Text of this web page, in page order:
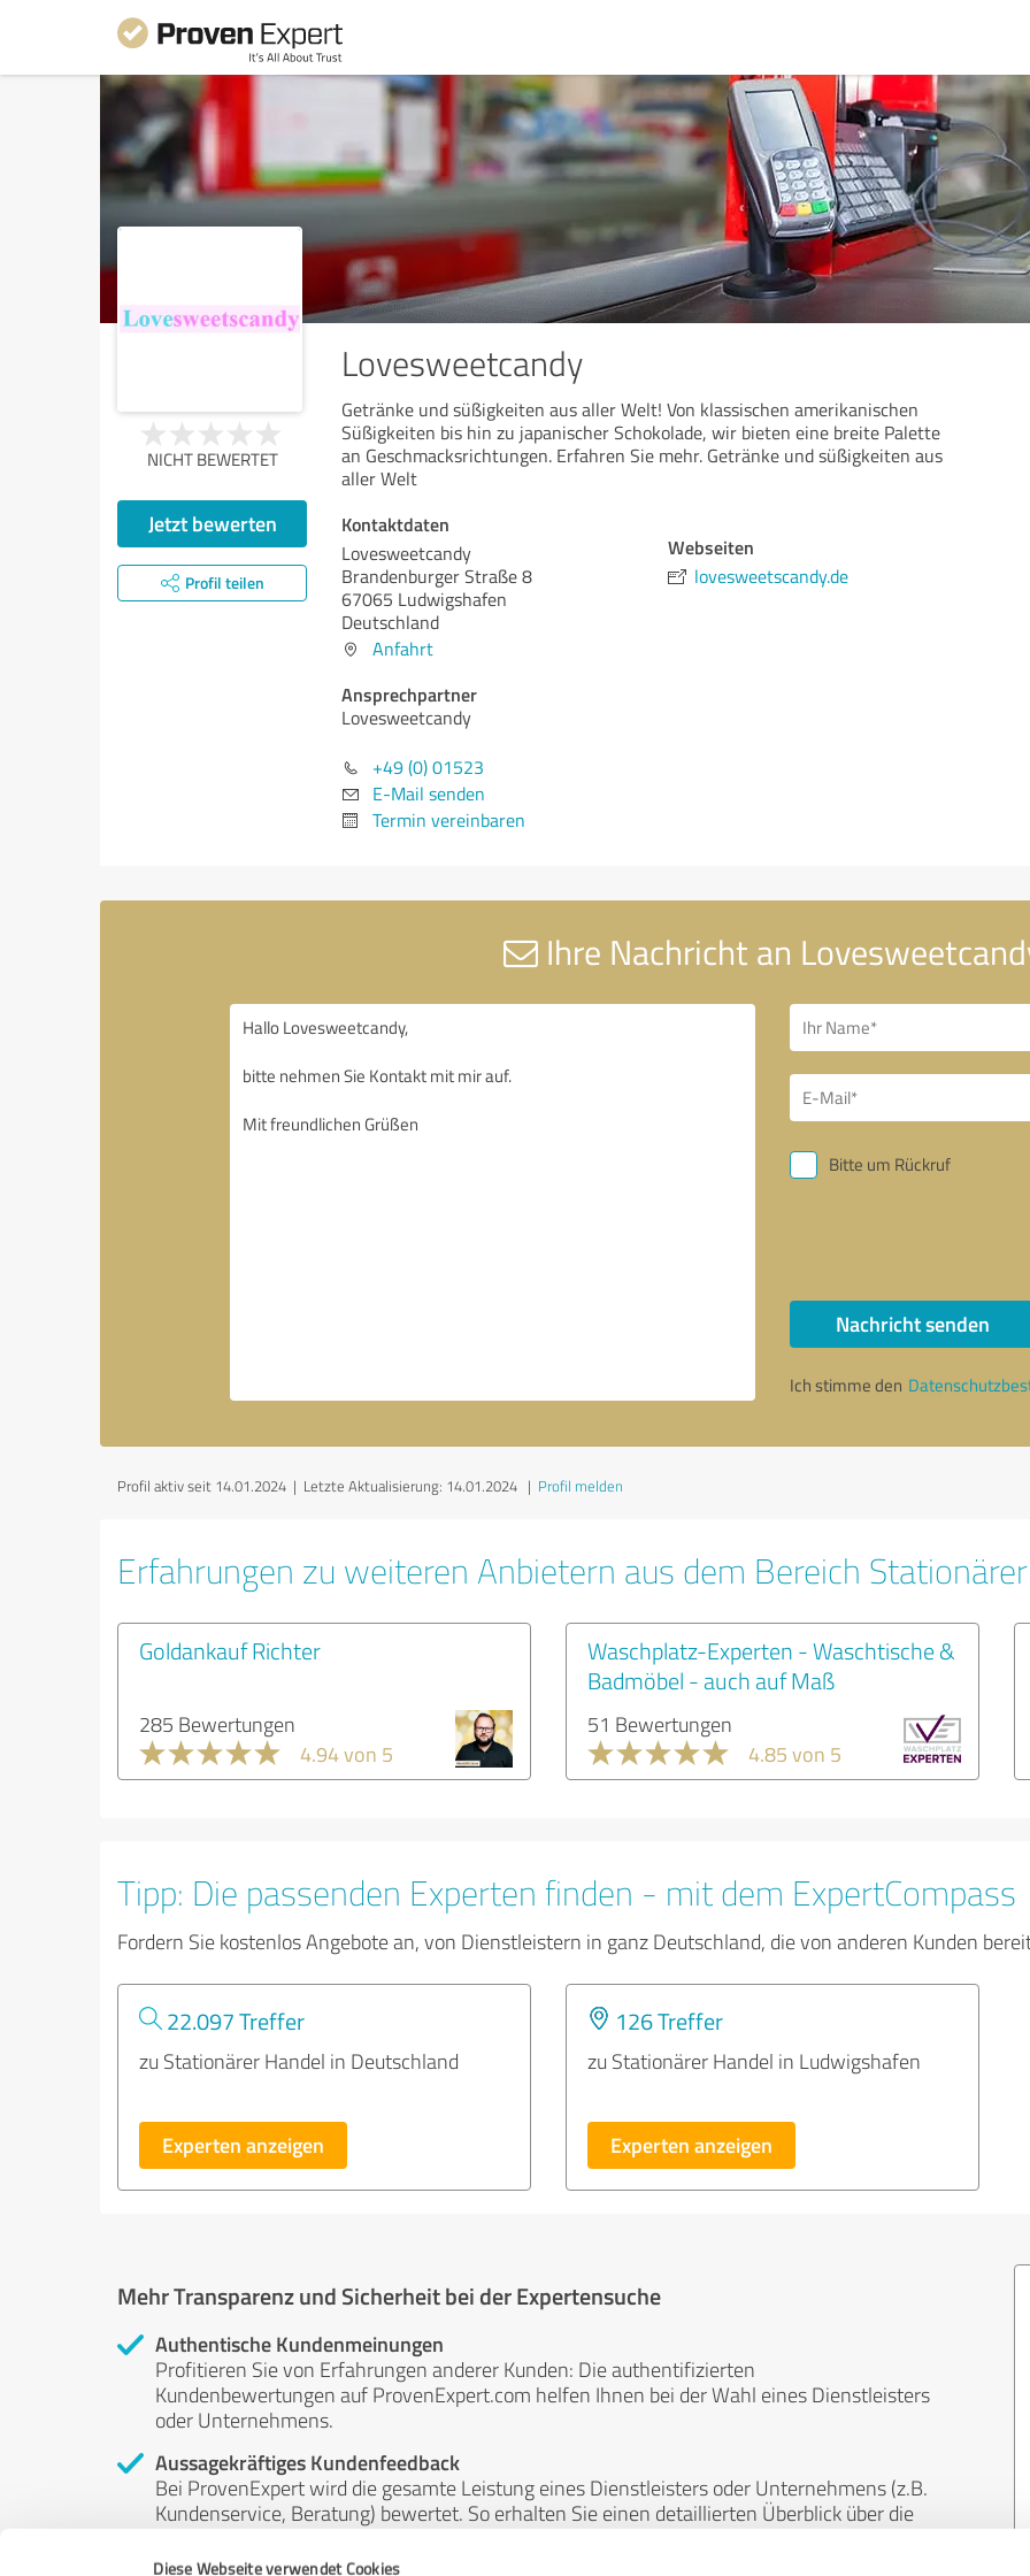
Diese Webseite verwendet Cookies
Lovesweetcandy
NICHT BEWERTET
Jetzt bewerten
Profil teilen
Getränke und süßigkeiten aus aller Welt! Von klassischen amerikanischen
Süßigkeiten bis hin zu japanischer Schokolade, wir bieten eine breite Palette
an Geschmacksrichtungen. Erfahren Sie mehr. Getränke und süßigkeiten aus
aller Welt
Kontaktdaten
Lovesweetcandy
Brandenburger Straße 8
67065 Ludwigshafen
Deutschland
Anfahrt
Ansprechpartner
Lovesweetcandy
+49 (0) 01523
E-Mail senden
Termin vereinbaren
Webseiten
lovesweetscandy.de
Ihre Nachricht an
Bitte um Rückruf
Nachricht senden
Ich stimme den
Profil aktiv seit 14.01.2024 | Letzte Aktualisierung: 14.01.2024 | Profil melden
Erfahrungen zu weiteren Anbietern aus dem Bereich
Goldankauf Richter
285 Bewertungen
4.94 von 5
Waschplatz-Experten - Waschtische &
Badmöbel - auch auf Maß
51 Bewertungen
4.85 von 5
Tipp: Die passenden Experten finden - mit dem ExpertCompass
Fordern Sie kostenlos Angebote an, von Dienstleistern in ganz Deutschland, die von anderen Kunden
22.097 Treffer
zu Stationärer Handel in Deutschland
Experten anzeigen
126 Treffer
zu Stationärer Handel in Ludwigshafen
Experten anzeigen
Mehr Transparenz und Sicherheit bei der Expertensuche
Authentische Kundenmeinungen
Profitieren Sie von Erfahrungen anderer Kunden: Die authentifizierten
Kundenbewertungen auf ProvenExpert.com helfen Ihnen bei der Wahl eines Dienstleisters
oder Unternehmens.
Aussagekräftiges Kundenfeedback
Bei ProvenExpert wird die gesamte Leistung eines Dienstleisters oder Unternehmens (z.B.
Kundenservice, Beratung) bewertet. So erhalten Sie einen detaillierten Überblick über die